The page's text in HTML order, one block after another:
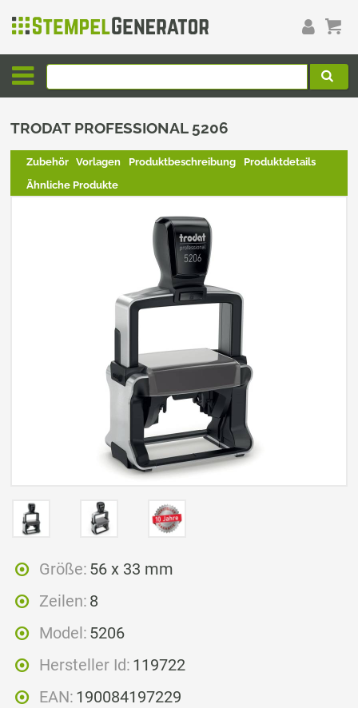
TRODAT PROFESSIONAL 5206
Zubehör Vorlagen Produktbeschreibung
Produktdetails
Ähnliche Produkte
Größe: 56 x 33 mm
Zeilen: 8
Model: 5206
Hersteller Id: 119722
EAN: 190084197229